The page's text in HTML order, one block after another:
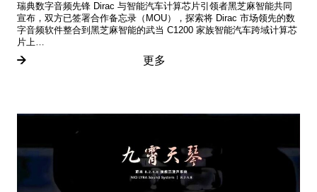
瑞典数字音频先锋 Dirac 与智能汽车计算芯片引领者黑芝麻智能共同
宣布，双方已签署合作备忘录（MOU），探索将 Dirac 市场领先的数
字音频软件整合到黑芝麻智能的武当 C1200 家族智能汽车跨域计算芯
片上…
更多